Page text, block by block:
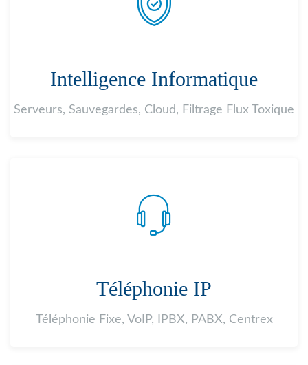
Intelligence Informatique
Serveurs, Sauvegardes, Cloud, Filtrage Flux Toxique
Téléphonie IP
Téléphonie Fixe, VoIP, IPBX, PABX, Centrex